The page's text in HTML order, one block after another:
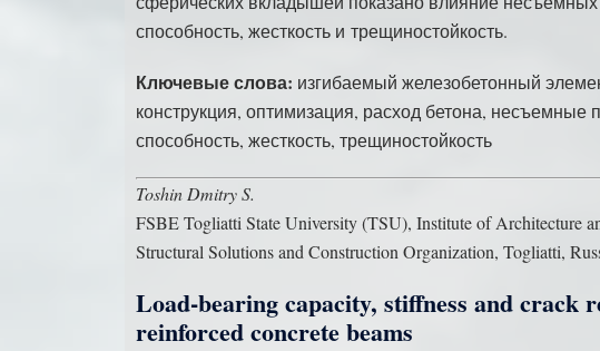
способность, жесткость и трещиностойкость.
Ключевые слова: изгибаемый железобетонный
конструкция, оптимизация, расход бетона,
способность, жесткость, трещиностойкость
Toshin Dmitry S.
FSBE Togliatti State University (TSU), Institute of Architecture
Structural Solutions and Construction Organization, Togliatti,
Load-bearing capacity, stiffness and crack
reinforced concrete beams